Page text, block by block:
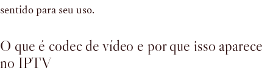
sentido para seu uso.
O que é codec de vídeo e por que isso aparece
no IPTV